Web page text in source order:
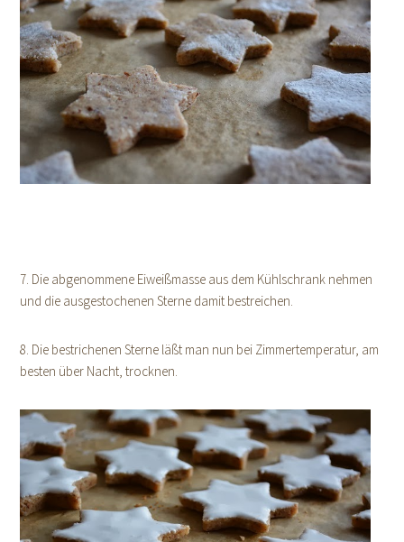
7. Die abgenommene Eiweißmasse aus dem Kühlschrank nehmen
und die ausgestochenen Sterne damit bestreichen.
8. Die bestrichenen Sterne läßt man nun bei Zimmertemperatur, am
besten über Nacht, trocknen.